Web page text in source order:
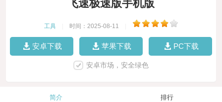
飞速极速版手机版
工具 时间：2025-08-11
安卓下载 苹果下载 PC下载
安卓市场，安全绿色
简介 排行